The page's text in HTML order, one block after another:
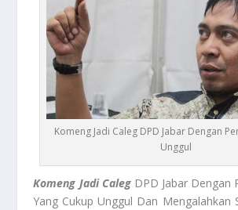
Komeng Jadi Caleg DPD Jabar Dengan
Unggul
Komeng Jadi CalegDPD Jabar Dengan
Yang Cukup Unggul Dan Mengalahkan